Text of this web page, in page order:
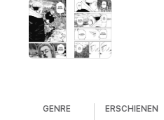
GENRE ERSCHIENEN